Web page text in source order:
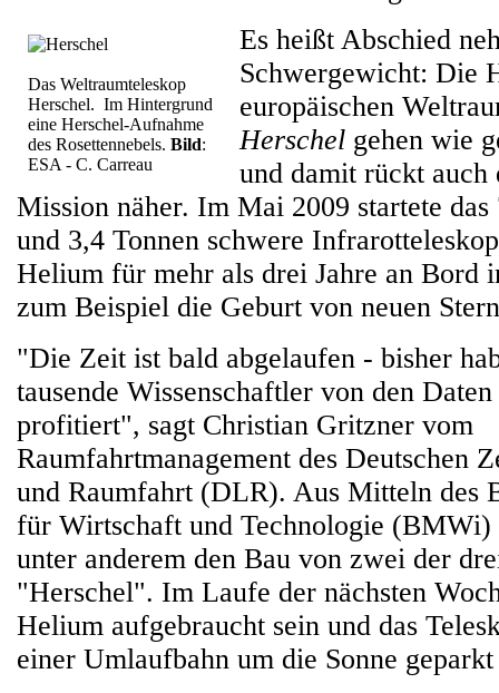
Das Weltraumteleskop
Herschel. Im Hintergrund
eine Herschel-Aufnahme
des Rosettennebels. Bild:
ESA - C. Carreau
Es heißt Abschied
Schwergewicht: Die
europäischen
Herschel gehen wie
und damit rückt auch
Mission näher. Im Mai 2009 startete
und 3,4 Tonnen schwere
Helium für mehr als drei Jahre an Bord
zum Beispiel die Geburt von neuen
"Die Zeit ist bald abgelaufen - bisher
tausende Wissenschaftler von den Daten
profitiert", sagt Christian Gritzner vom
Raumfahrtmanagement des Deutschen
und Raumfahrt (DLR). Aus Mitteln des
für Wirtschaft und Technologie
unter anderem den Bau von zwei der
"Herschel". Im Laufe der nächsten
Helium aufgebraucht sein und das
einer Umlaufbahn um die Sonne